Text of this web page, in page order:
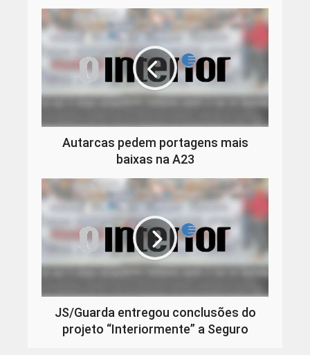
Autarcas pedem portagens mais
baixas na A23
JS/Guarda entregou conclusões do
projeto “Interiormente” a Seguro